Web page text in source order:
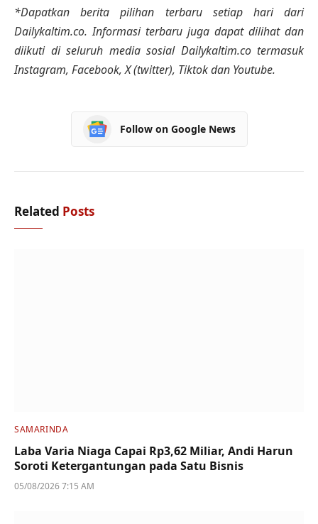
*Dapatkan berita pilihan terbaru setiap hari dari
Dailykaltim.co. Informasi terbaru juga dapat dilihat dan
diikuti di seluruh media sosial Dailykaltim.co termasuk
Instagram, Facebook, X (twitter), Tiktok dan Youtube.
Follow on Google News
Related Posts
SAMARINDA
Laba Varia Niaga Capai Rp3,62 Miliar, Andi Harun
Soroti Ketergantungan pada Satu Bisnis
05/08/2026 7:15 AM